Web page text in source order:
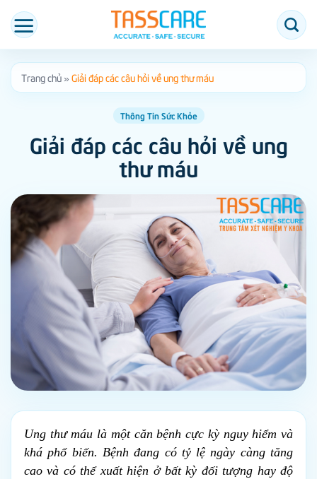
qua
dung
Trang chủ» Giải đáp các câu hỏi về ung thư máu
Thông Tin Sức Khỏe
Giải đáp các câu hỏi về ung
thư máu
Ung thư máu là một căn bệnh cực kỳ nguy hiểm và
khá phổ biến. Bệnh đang có tỷ lệ ngày càng tăng
cao và có thể xuất hiện ở bất kỳ đối tượng hay độ